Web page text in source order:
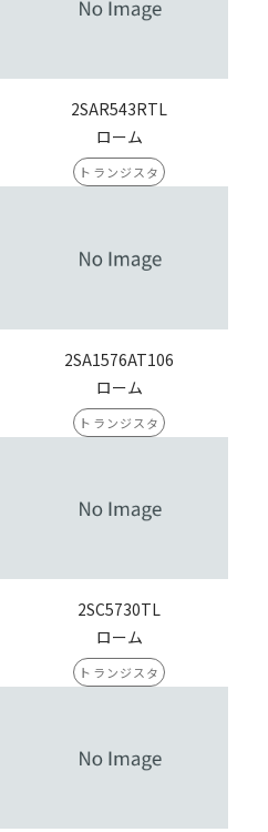
2SAR543RTL
ローム
トランジスタ
2SA1576AT106
ローム
トランジスタ
2SC5730TL
ローム
トランジスタ